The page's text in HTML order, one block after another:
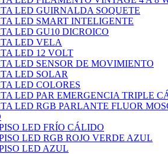
LED GUIRNALDA SOQUETE
LED SMART INTELIGENTE
LED GU10 DICROICO
LED VELA
LED 12 VOLT
LED SENSOR DE MOVIMIENTO
LED SOLAR
LED COLORES
LED PAR EMERGENCIA TRIPLE
LED RGB PARLANTE FLUOR
LED FRÍO CÁLIDO
LED RGB ROJO VERDE AZUL
LED AZUL